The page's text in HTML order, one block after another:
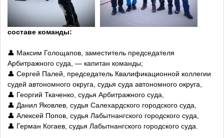
составе команды:
👤 Максим Голощапов, заместитель председателя
Арбитражного суда, — капитан команды;
👤 Сергей Палей, председатель Квалификационной коллегии
судей автономного округа, судья суда автономного округа,
👤 Георгий Ткаченко, судья Арбитражного суда,
👤 Данил Яковлев, судья Салехардского городского суда,
👤 Алексей Попов, судья Лабытнангского городского суда,
👤 Герман Когаев, судья Лабытнангского городского суда.